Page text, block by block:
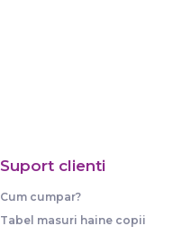
Suport clienti
Cum cumpar?
Tabel masuri haine copii